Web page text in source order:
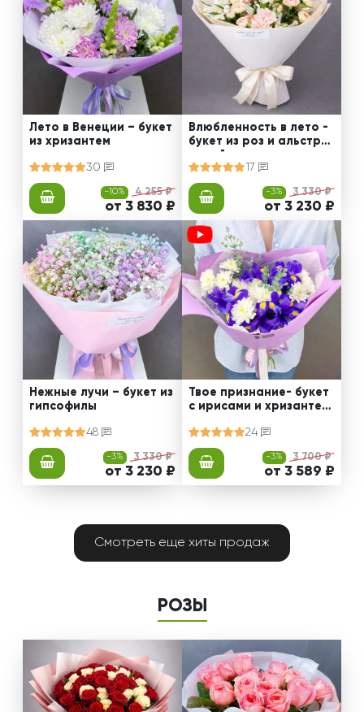
Лето в Венеции – букет
из хризантем
30
-10% 4 255 ₽
от 3 830 ₽
Влюбленность в лето -
букет из роз и альстро
мерий
17
-3% 3 330 ₽
от 3 230 ₽
Нежные лучи – букет из
гипсофилы
48
-3% 3 330 ₽
от 3 230 ₽
Твое признание- букет
с ирисами и хризантем
24
-3% 3 700 ₽
от 3 589 ₽
Смотреть еще хиты продаж
РОЗЫ